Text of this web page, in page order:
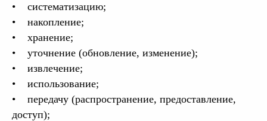
• систематизацию;
• накопление;
• хранение;
• уточнение (обновление, изменение);
• извлечение;
• использование;
• передачу (распространение, предоставление,
доступ);